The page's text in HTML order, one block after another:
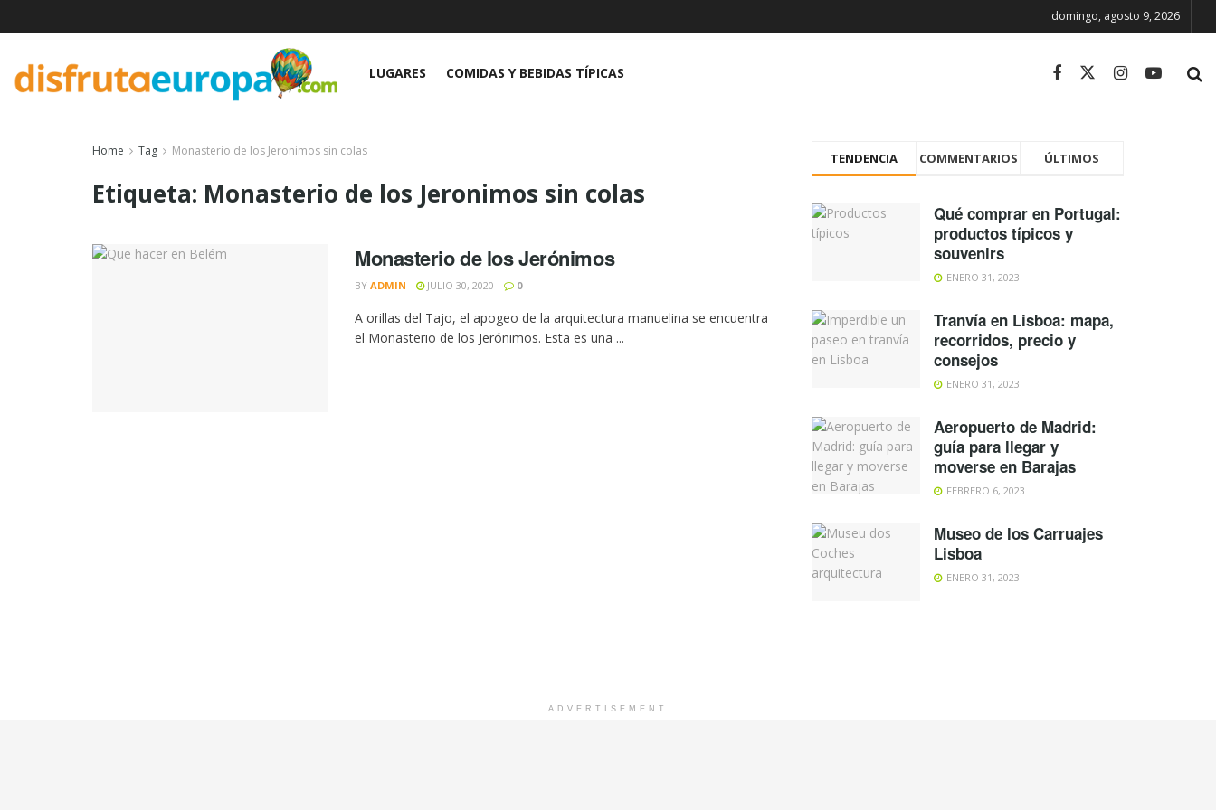
domingo, agosto 9, 2026
LUGARES COMIDAS Y BEBIDAS TÍPICAS
Home Tag Monasterio de los Jeronimos sin colas
Etiqueta: Monasterio de los Jeronimos sin colas
Monasterio de los Jerónimos
BY ADMIN JULIO 30, 2020 0
A orillas del Tajo, el apogeo de la arquitectura manuelina se encuentra
el Monasterio de los Jerónimos. Esta es una ...
TENDENCIA COMMENTARIOS ÚLTIMOS
Qué comprar en Portugal:
productos típicos y
souvenirs
ENERO 31, 2023
Tranvía en Lisboa: mapa,
recorridos, precio y
consejos
ENERO 31, 2023
Aeropuerto de Madrid:
guía para llegar y
moverse en Barajas
FEBRERO 6, 2023
Museo de los Carruajes
Lisboa
ENERO 31, 2023
ADVERTISEMENT